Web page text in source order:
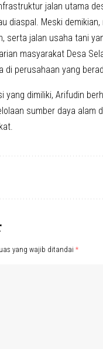
jalan utama
diaspal. Meski
serta jalan usaha tani
masyarakat Desa
di perusahaan yang
yang dimiliki, Arifudin
sumber daya
yang wajib ditandai *